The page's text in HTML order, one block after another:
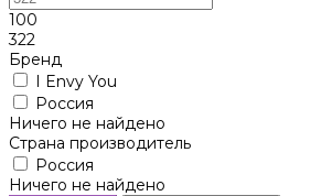
100
322
Бренд
I Envy You
Россия
Ничего не найдено
Страна производитель
Россия
Ничего не найдено